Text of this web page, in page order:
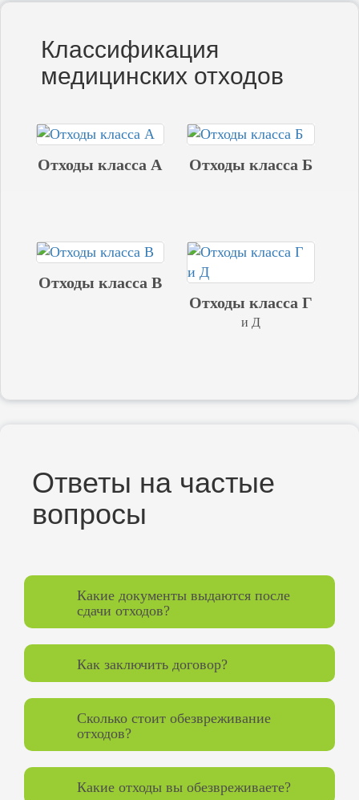
Классификация
медицинских отходов
Отходы класса А Отходы класса Б
Отходы класса В
Отходы класса Г
и Д
Ответы на частые
вопросы
Какие документы выдаются после
сдачи отходов?
Как заключить договор?
Сколько стоит обезвреживание
отходов?
Какие отходы вы обезвреживаете?